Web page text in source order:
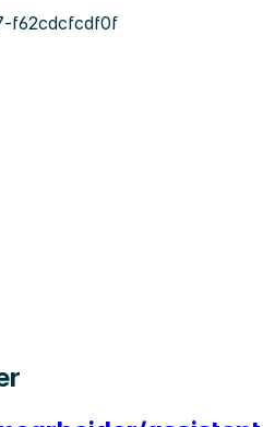
f62cdcfcdf0f